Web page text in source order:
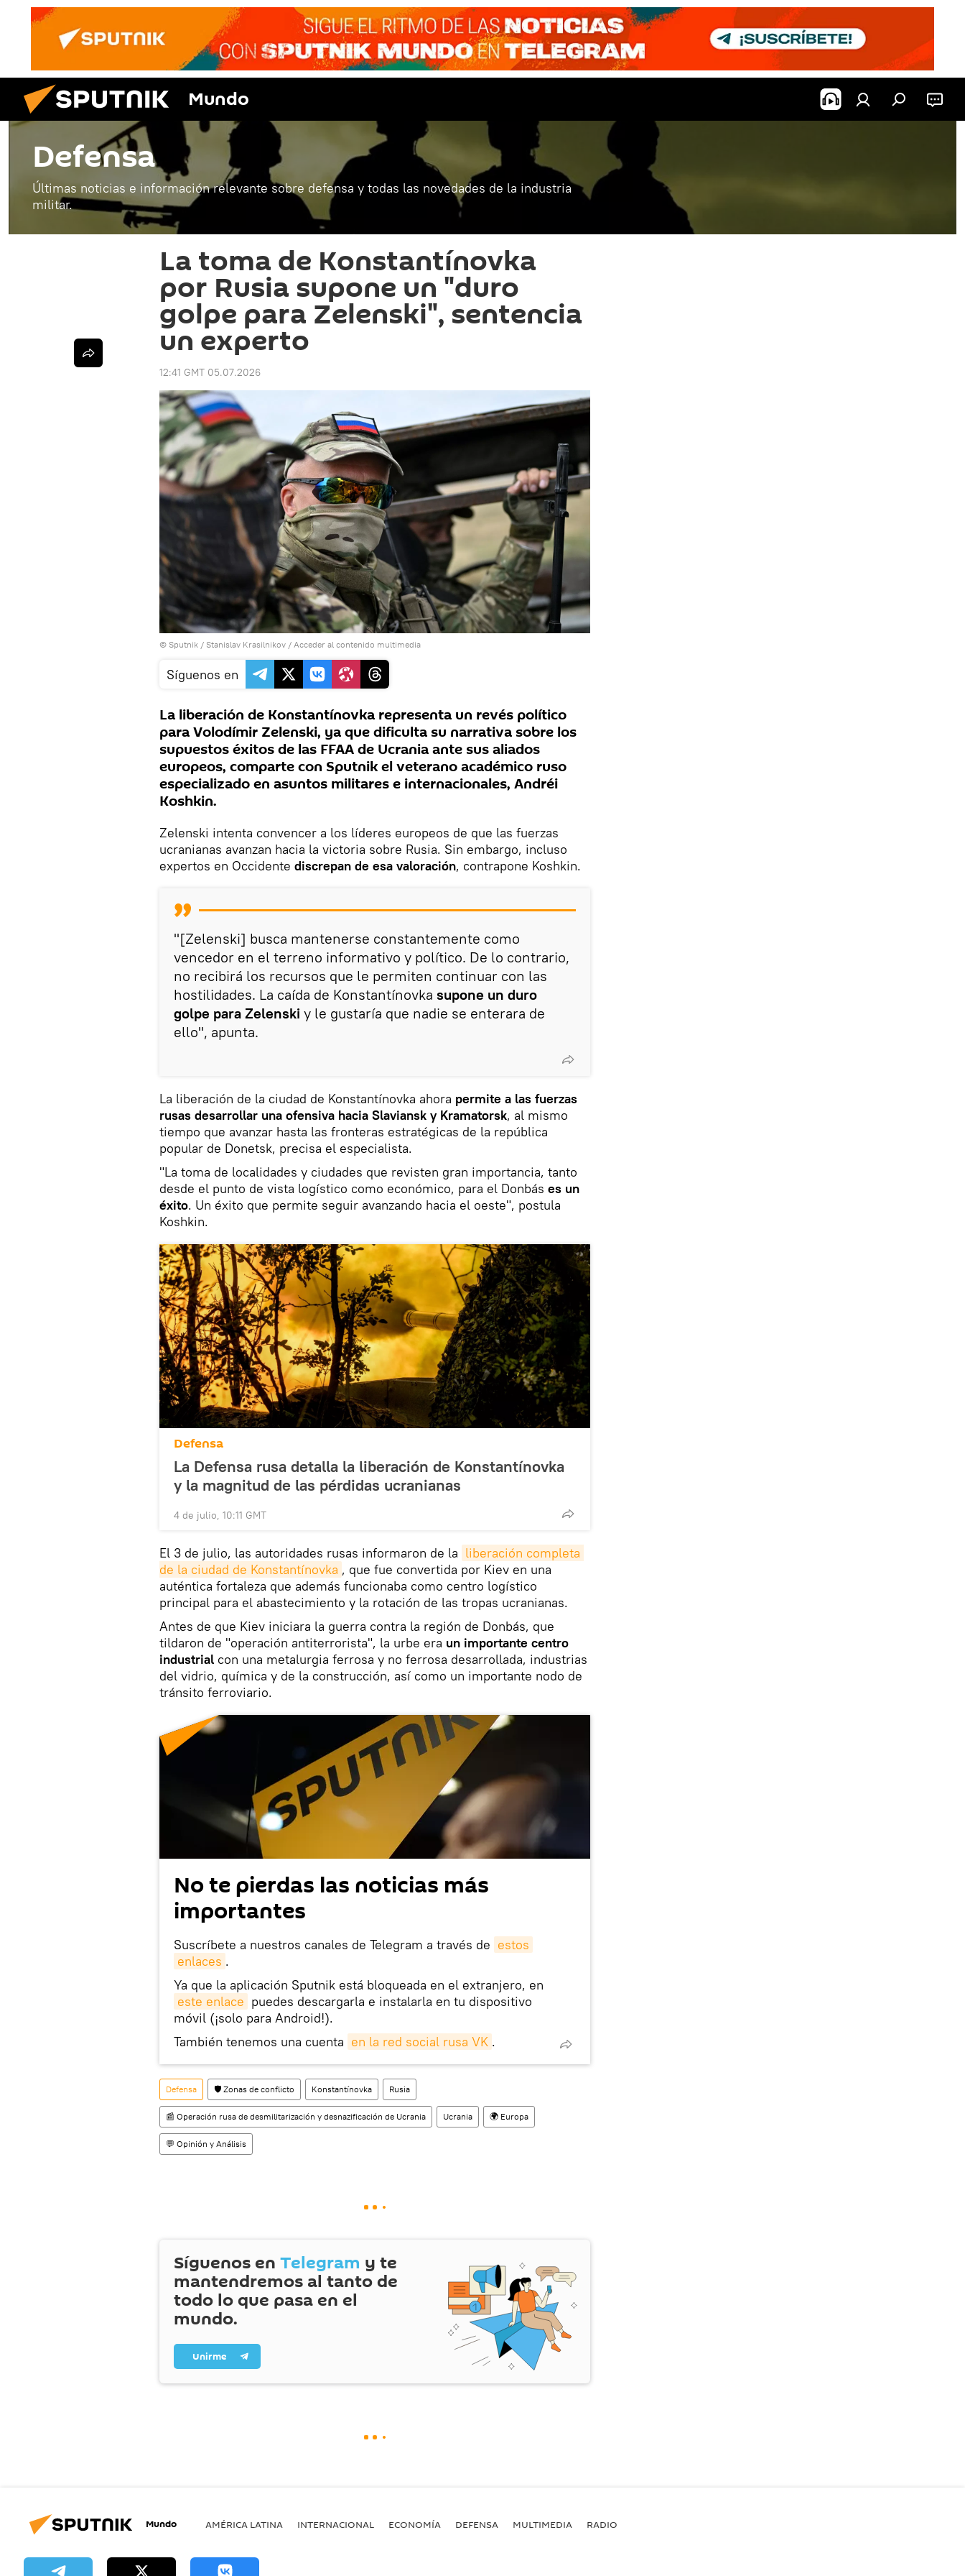
Mundo
Defensa
Últimas noticias e información relevante sobre defensa y todas las novedades de la industria
militar.
La toma de Konstantínovka
por Rusia supone un "duro
golpe para Zelenski", sentencia
un experto
12:41 GMT 05.07.2026
© Sputnik / Stanislav Krasilnikov / Acceder al contenido multimedia
Síguenos en
La liberación de Konstantínovka representa un revés político
para Volodímir Zelenski, ya que dificulta su narrativa sobre los
supuestos éxitos de las FFAA de Ucrania ante sus aliados
europeos, comparte con Sputnik el veterano académico ruso
especializado en asuntos militares e internacionales, Andréi
Koshkin.
Zelenski intenta convencer a los líderes europeos de que las fuerzas
ucranianas avanzan hacia la victoria sobre Rusia. Sin embargo, incluso
expertos en Occidente discrepan de esa valoración, contrapone Koshkin.
"[Zelenski] busca mantenerse constantemente como
vencedor en el terreno informativo y político. De lo contrario,
no recibirá los recursos que le permiten continuar con las
hostilidades. La caída de Konstantínovka supone un duro
golpe para Zelenski y le gustaría que nadie se enterara de
ello", apunta.
La liberación de la ciudad de Konstantínovka ahora permite a las fuerzas
rusas desarrollar una ofensiva hacia Slaviansk y Kramatorsk, al mismo
tiempo que avanzar hasta las fronteras estratégicas de la república
popular de Donetsk, precisa el especialista.
"La toma de localidades y ciudades que revisten gran importancia, tanto
desde el punto de vista logístico como económico, para el Donbás es un
éxito. Un éxito que permite seguir avanzando hacia el oeste", postula
Koshkin.
Defensa
La Defensa rusa detalla la liberación de Konstantínovka
y la magnitud de las pérdidas ucranianas
4 de julio, 10:11 GMT
El 3 de julio, las autoridades rusas informaron de la liberación completa
de la ciudad de Konstantínovka , que fue convertida por Kiev en una
auténtica fortaleza que además funcionaba como centro logístico
principal para el abastecimiento y la rotación de las tropas ucranianas.
Antes de que Kiev iniciara la guerra contra la región de Donbás, que
tildaron de "operación antiterrorista", la urbe era un importante centro
industrial con una metalurgia ferrosa y no ferrosa desarrollada, industrias
del vidrio, química y de la construcción, así como un importante nodo de
tránsito ferroviario.
No te pierdas las noticias más
importantes
Suscríbete a nuestros canales de Telegram a través de estos
enlaces .
Ya que la aplicación Sputnik está bloqueada en el extranjero, en
este enlace puedes descargarla e instalarla en tu dispositivo
móvil (¡solo para Android!).
También tenemos una cuenta en la red social rusa VK .
Defensa 🛡️ Zonas de conflicto Konstantínovka Rusia
📰 Operación rusa de desmilitarización y desnazificación de Ucrania Ucrania 🌍 Europa
💬 Opinión y Análisis
Síguenos en Telegram y te
mantendremos al tanto de
todo lo que pasa en el
mundo.
Unirme
Mundo AMÉRICA LATINA INTERNACIONAL ECONOMÍA DEFENSA MULTIMEDIA RADIO